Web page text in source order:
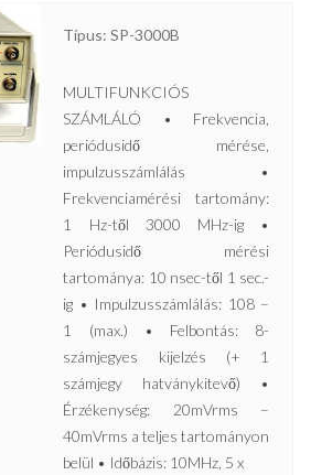
Típus: SP-3000B
MULTIFUNKCIÓS
SZÁMLÁLÓ • Frekvencia,
periódusidő mérése,
impulzusszámlálás •
Frekvenciamérési tartomány:
1 Hz-től 3000 MHz-ig •
Periódusidő mérési
tartománya: 10 nsec-től 1 sec.-
ig • Impulzusszámlálás: 108 –
1 (max.) • Felbontás: 8-
számjegyes kijelzés (+ 1
számjegy hatványkitevő) •
Érzékenység: 20mVrms –
40mVrms a teljes tartományon
belül • Időbázis: 10MHz, 5 x